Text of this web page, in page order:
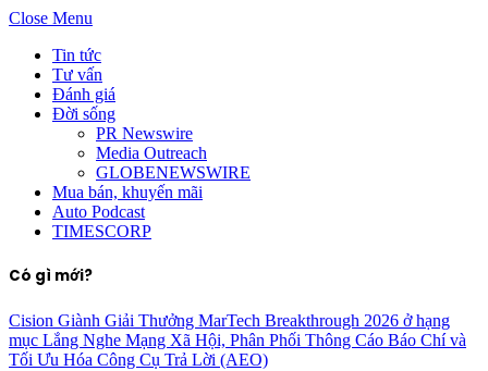
Close Menu
Tin tức
Tư vấn
Đánh giá
Đời sống
PR Newswire
Media Outreach
GLOBENEWSWIRE
Mua bán, khuyến mãi
Auto Podcast
TIMESCORP
Có gì mới?
Cision Giành Giải Thưởng MarTech Breakthrough 2026 ở hạng
mục Lắng Nghe Mạng Xã Hội, Phân Phối Thông Cáo Báo Chí và
Tối Ưu Hóa Công Cụ Trả Lời (AEO)